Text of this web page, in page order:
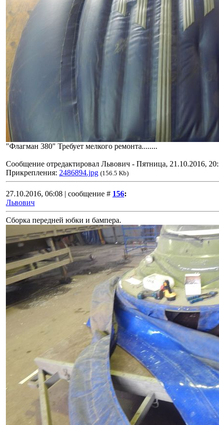
"Флагман 380" Требует мелкого ремонта........
Сообщение отредактировал Львович - Пятница, 21.10.2016,
Прикрепления: 2486894.jpg (156.5 Kb)
27.10.2016, 06:08 | сообщение # 156:
Львович
Сборка передней юбки и бампера.